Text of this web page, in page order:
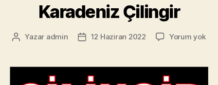
Karadeniz Çilingir
Yazının
Yazar admin
Yazı12 Haziran 2022 Yorum yok